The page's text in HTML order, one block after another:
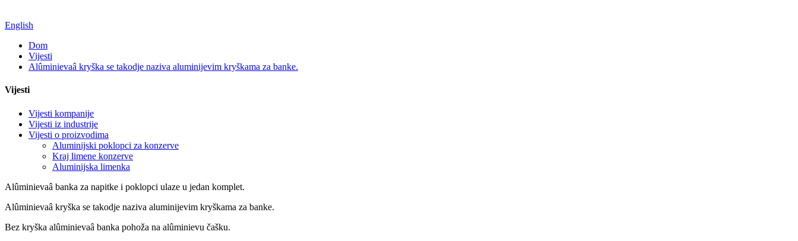
English
Dom
Vijesti
Alûminievaâ kryška se takodje naziva aluminijevim kryškama za banke.
Vijesti
Vijesti kompanije
Vijesti iz industrije
Vijesti o proizvodima
Aluminijski poklopci za konzerve
Kraj limene konzerve
Aluminijska limenka
Alûminievaâ banka za napitke i poklopci ulaze u jedan komplet.
Alûminievaâ kryška se takodje naziva aluminijevim kryškama za banke.
Bez kryška alûminievaâ banka pohoža na alûminievu čašku.